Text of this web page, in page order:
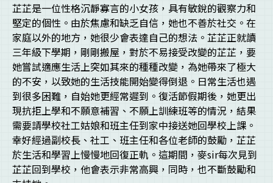
芷芷是一位性格沉靜寡言的小女孩，具有敏銳的觀察力和
堅定的個性。由於焦慮和缺乏自信，她也不善於社交。在
家庭以外的地方，她很少會表達自己的想法。芷芷正就讀
三年級下學期，剛剛搬屋，對於不易接受改變的芷芷，要
她嘗試適應生活上突如其來的種種改變，為她帶來了極大
的不安，以致她的生活技能開始變得倒退。日常生活也遇
到很多困難，自始她更經常遲到。復活節假期後，她更出
現抗拒上學和不願意補習、不願上訓練班等的情況，結果
需要請學校社工姑娘和班主任到家中接送她回學校上課。
幸好經過副校長、社工、班主任和各位老師的鼓勵，芷芷
於生活和學習上慢慢地回復正軌。這期間，麥sir每次見到
芷芷回到學校，他會表示非常高興，同時，也不斷鼓勵和